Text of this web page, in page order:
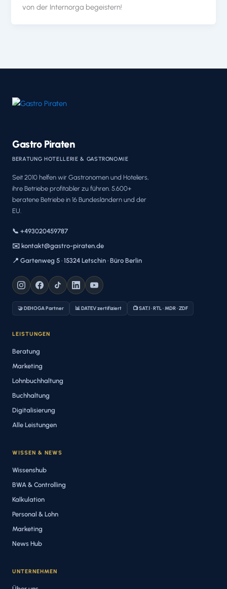
von der Internorga begeistern!
Gastro Piraten
BERATUNG HOTELLERIE & GASTRONOMIE
Seit 2010 helfen wir Gastronomen und Hoteliers,
ihre Betriebe profitabler zu führen. 5.600+
beratene Betriebe in 16 Bundesländern und der
EU.
📞 +493020459787
✉️ kontakt@gastro-piraten.de
📍 Gartenweg 5 · 15324 Letschin · Büro Berlin
🤝 DEHOGA Partner 📊 DATEV zertifiziert 📺 SAT.1 · RTL · MDR · ZDF
LEISTUNGEN
Beratung
Marketing
Lohnbuchhaltung
Buchhaltung
Digitalisierung
Alle Leistungen
WISSEN & NEWS
Wissenshub
BWA & Controlling
Kalkulation
Personal & Lohn
Marketing
News Hub
UNTERNEHMEN